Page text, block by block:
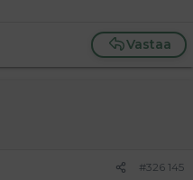
Vastaa
#326 145